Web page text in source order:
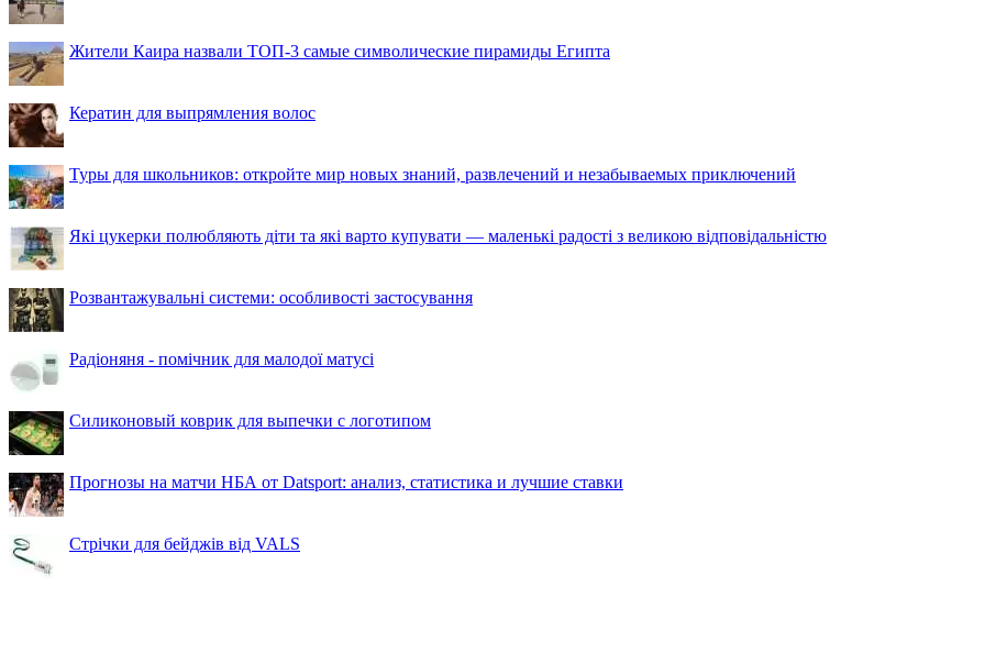
Жители Каира назвали ТОП-3 самые символические пирамиды Египта
Кератин для выпрямления волос
Туры для школьников: откройте мир новых знаний, развлечений и незабываемых приключений
Які цукерки полюбляють діти та які варто купувати — маленькі радості з великою відповідальністю
Розвантажувальні системи: особливості застосування
Радіоняня - помічник для малодої матусі
Силиконовый коврик для выпечки с логотипом
Прогнозы на матчи НБА от Datsport: анализ, статистика и лучшие ставки
Стрічки для бейджів від VALS